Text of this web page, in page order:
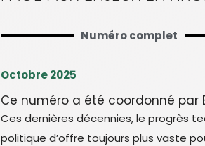
Numéro complet
Octobre 2025
Ce numéro a été coordonné par
Ces dernières décennies, le progrès
politique d’offre toujours plus vaste